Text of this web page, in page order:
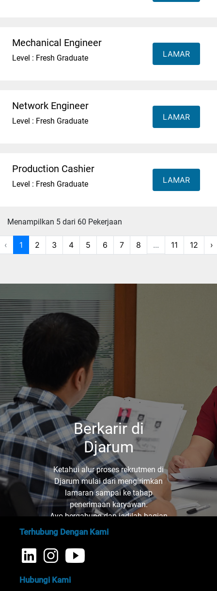
Mechanical Engineer
Level : Fresh Graduate LAMAR
Network Engineer
Level : Fresh Graduate LAMAR
Production Cashier
Level : Fresh Graduate LAMAR
Menampilkan 5 dari 60 Pekerjaan
‹ 1 2 3 4 5 6 7 8 ... 11 12 ›
Berkarir di
Djarum
Ketahui alur proses rekrutmen di
Djarum mulai dari mengirimkan
lamaran sampai ke tahap
penerimaan karyawan.
Ayo bergabung dan jadilah bagian
dari kami!
Terhubung Dengan Kami
Hubungi Kami